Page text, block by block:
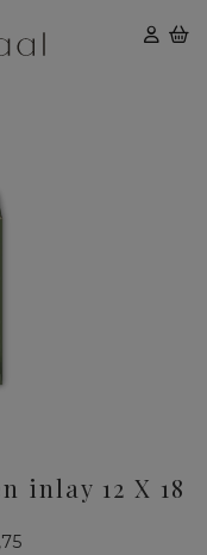
inlay 12 X 18